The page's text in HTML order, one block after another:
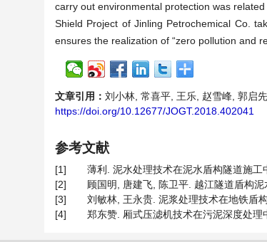
carry out environmental protection was
Shield Project of Jinling Petrochemical Co.
ensures the realization of “zero pollution and
文章引用： 刘小林, 常喜平, 王乐, 赵雪峰, 郭启
https://doi.org/10.12677/JOGT.2018.402041
参考文献
[1]
薄利. 泥水处理技术在泥水盾构隧道施
[2]
顾国明, 唐建飞, 陈卫平. 越江隧道盾构
[3]
刘敏林, 王永贵. 泥浆处理技术在地铁盾
[4]
郑东赞. 厢式压滤机技术在污泥深度处